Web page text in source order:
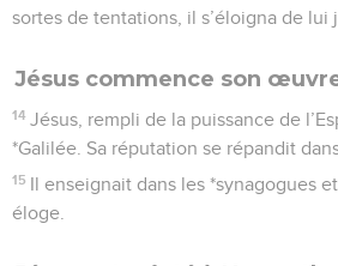
sortes de tentations, il s’éloigna de lui
Jésus commence son
14 Jésus, rempli de la puissance de
*Galilée. Sa réputation se répandit
15 Il enseignait dans les *synagogues
éloge.